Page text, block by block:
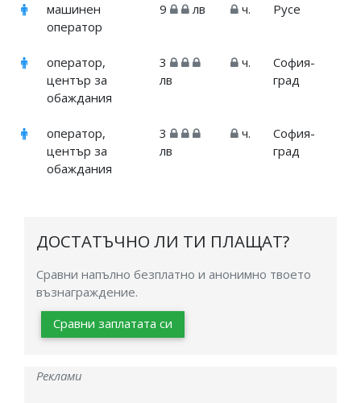
машинен
оператор
9 лв ч. Русе
оператор,
център за
обаждания
3
лв
ч.
София-
град
оператор,
център за
обаждания
3
лв
ч.
София-
град
ДОСТАТЪЧНО ЛИ ТИ ПЛАЩАТ?
Сравни напълно безплатно и анонимно твоето
възнаграждение.
Сравни заплатата си
Реклами